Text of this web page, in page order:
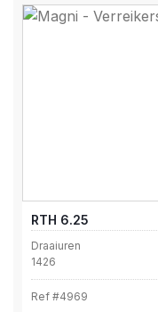
RTH 6.25
Draaiuren
1426
Ref #4969